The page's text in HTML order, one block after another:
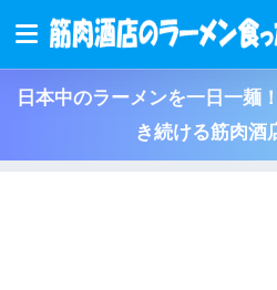
日本中のラーメンを一日一麺
き続ける筋肉酒